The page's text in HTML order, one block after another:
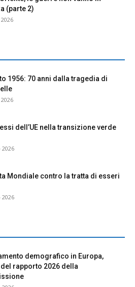
(parte 2)
1956: 70 anni dalla tragedia di
dell’UE nella transizione verde
2026
Mondiale contro la tratta di esseri
2026
demografico in Europa,
rapporto 2026 della